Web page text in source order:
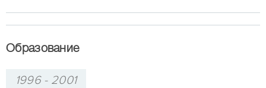
Образование
1996 - 2001